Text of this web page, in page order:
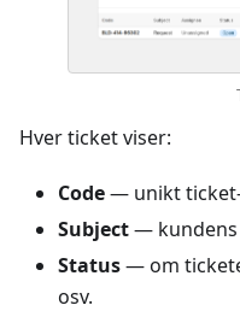
Hver ticket viser:
Code— unikt ticket-
Subject— kundens
Status— om
osv.